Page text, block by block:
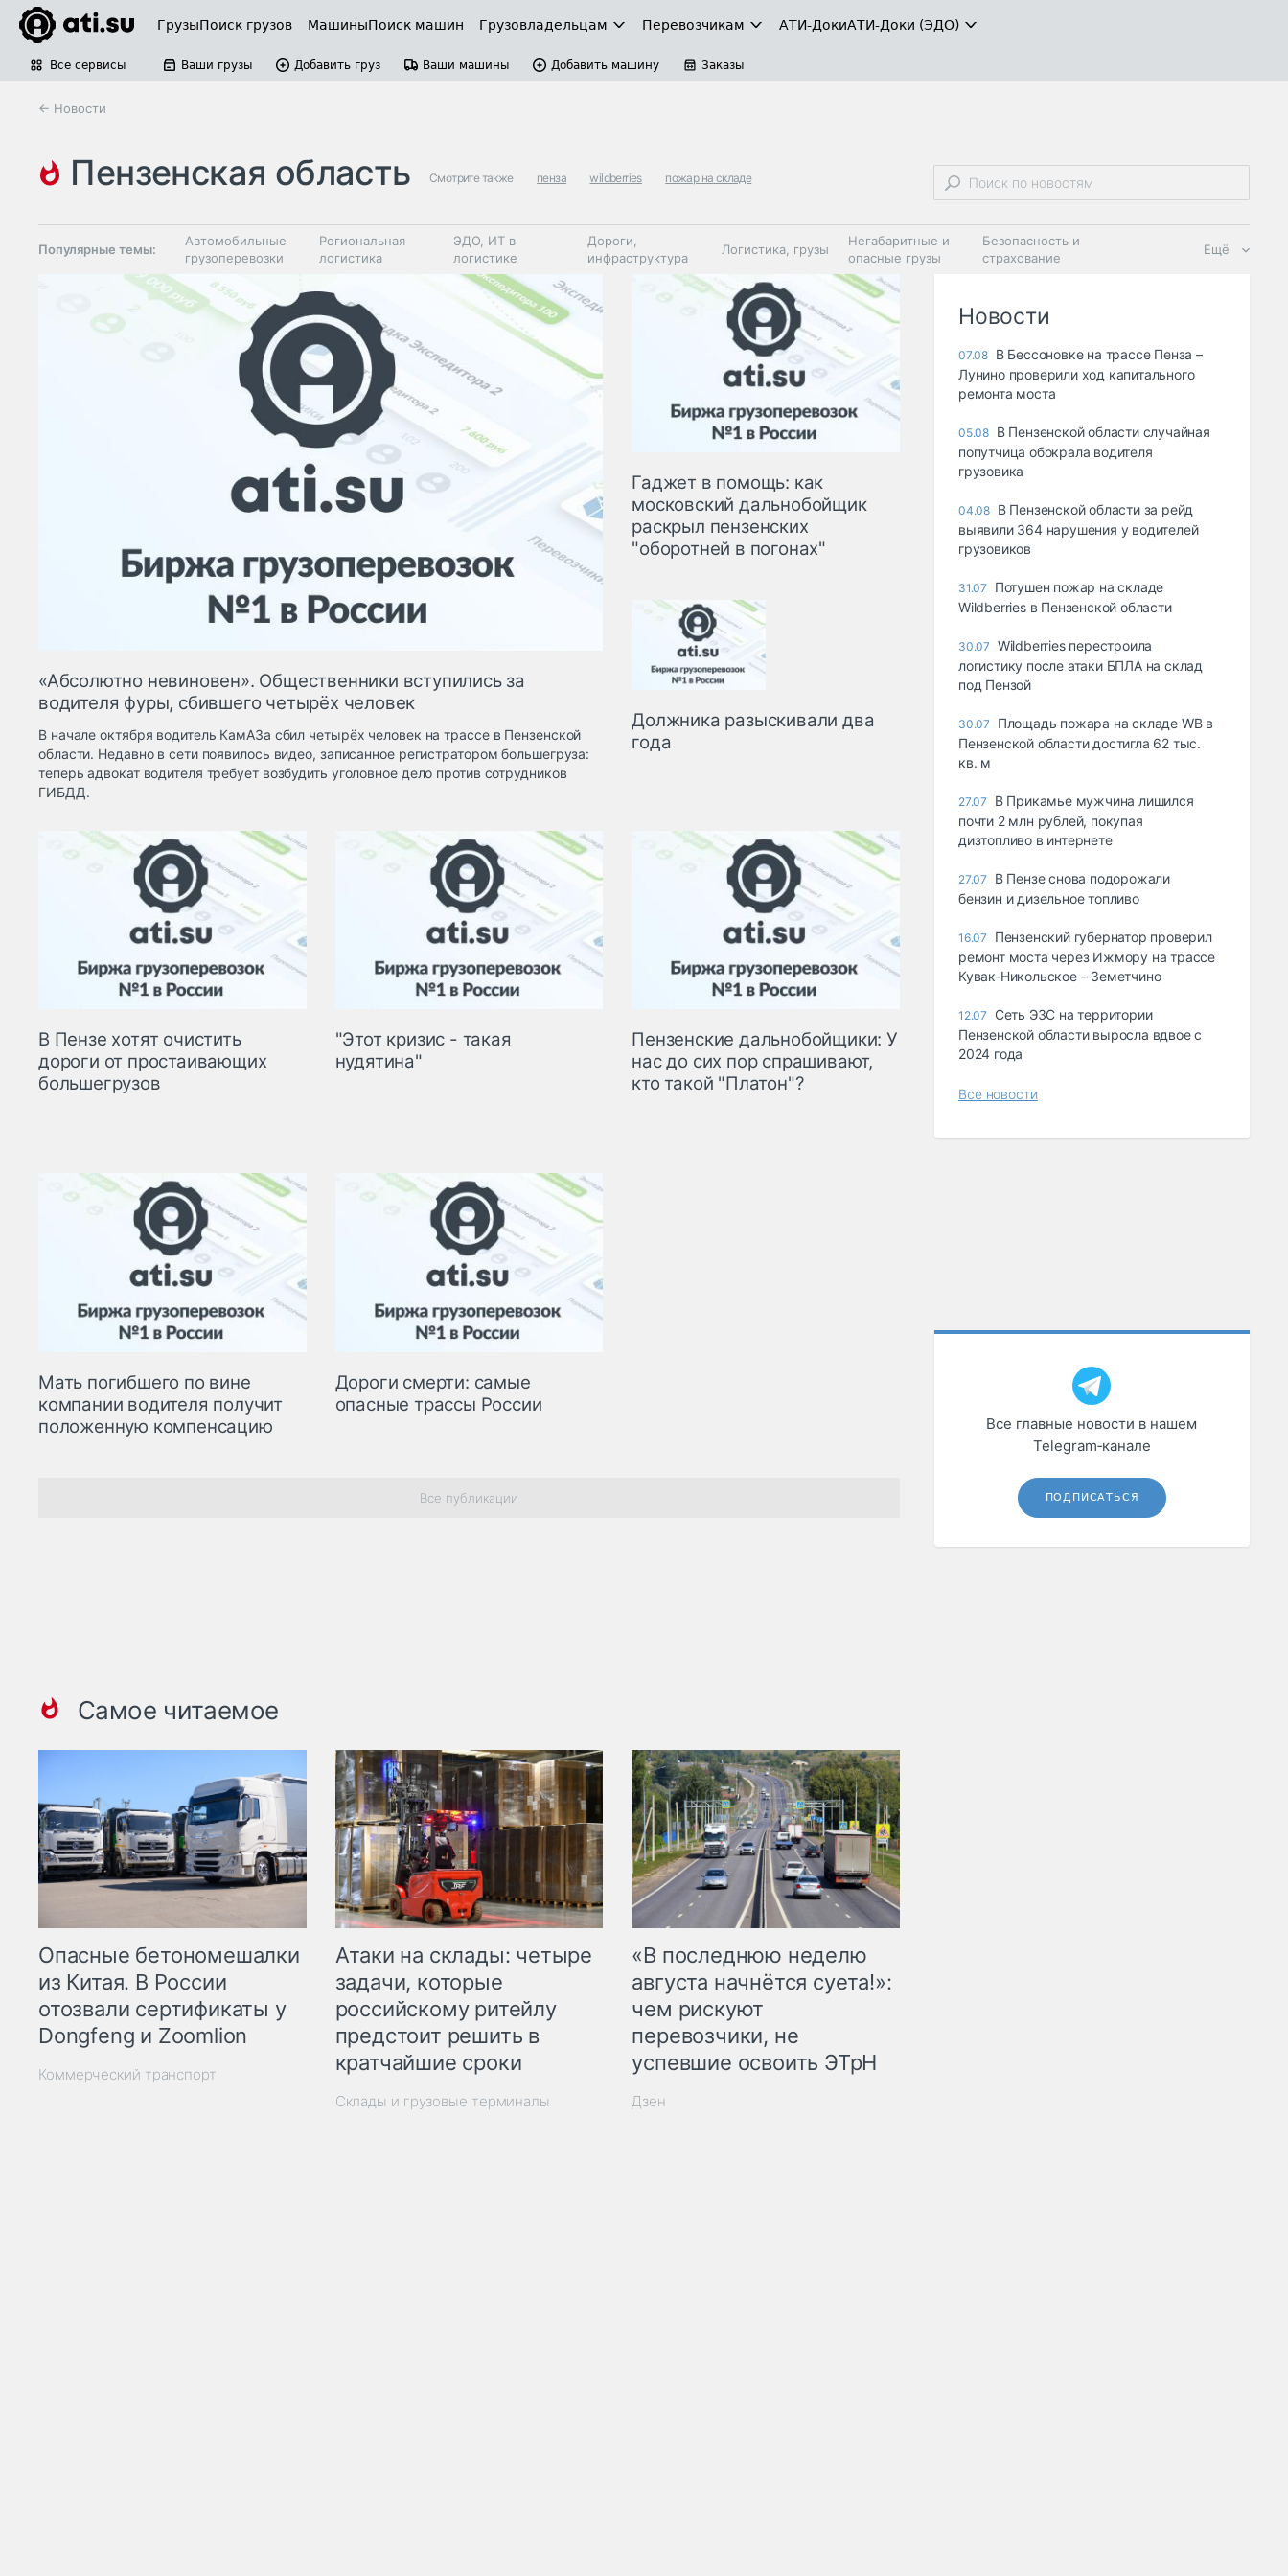
ГрузыПоиск грузов МашиныПоиск машин Грузовладельцам Перевозчикам АТИ-ДокиАТИ-Доки (ЭДО)
Все сервисы Ваши грузы Добавить груз Ваши машины Добавить машину Заказы
← Новости
пензенская область Смотрите также пенза wildberries пожар на складе
Популярные темы:
Автомобильные
грузоперевозки
Региональная
логистика
ЭДО, ИТ в
логистике
Дороги,
инфраструктура
Логистика, грузы
Негабаритные и
опасные грузы
Безопасность и
страхование
Таможня и ВЭД
грузовые
терминалы
Коммерческий
транспорт
Спецтехника
Автосервис,
запчасти, шины
Топливо, масла и
автохимия
Ещё
«Абсолютно невиновен». Общественники вступились за
водителя фуры, сбившего четырёх человек
В начале октября водитель КамАЗа сбил четырёх человек на трассе в Пензенской
области. Недавно в сети появилось видео, записанное регистратором большегруза:
теперь адвокат водителя требует возбудить уголовное дело против сотрудников
ГИБДД.
Гаджет в помощь: как
московский дальнобойщик
раскрыл пензенских
"оборотней в погонах"
Должника разыскивали два
года
В Пензе хотят очистить
дороги от простаивающих
большегрузов
"Этот кризис - такая
нудятина"
Пензенские дальнобойщики: У
нас до сих пор спрашивают,
кто такой "Платон"?
Мать погибшего по вине
компании водителя получит
положенную компенсацию
Дороги смерти: самые
опасные трассы России
Все публикации
Самое читаемое
Опасные бетономешалки
из Китая. В России
отозвали сертификаты у
Dongfeng и Zoomlion
Коммерческий транспорт
Атаки на склады: четыре
задачи, которые
российскому ритейлу
предстоит решить в
кратчайшие сроки
Склады и грузовые терминалы
«В последнюю неделю
августа начнётся суета!»:
чем рискуют
перевозчики, не
успевшие освоить ЭТрН
Дзен
Новости
07.08 В Бессоновке на трассе Пенза –
Лунино проверили ход капитального
ремонта моста
05.08 В Пензенской области случайная
попутчица обокрала водителя
грузовика
04.08 В Пензенской области за рейд
выявили 364 нарушения у водителей
грузовиков
31.07
Потушен пожар на складе
Wildberries в Пензенской области
30.07 Wildberries перестроила
логистику после атаки БПЛА на склад
под Пензой
30.07
Площадь пожара на складе WB в
Пензенской области достигла 62 тыс.
кв. м
27.07
В Прикамье мужчина лишился
почти 2 млн рублей, покупая
дизтопливо в интернете
27.07
В Пензе снова подорожали
бензин и дизельное топливо
16.07
Пензенский губернатор проверил
ремонт моста через Ижмору на трассе
Кувак-Никольское – Земетчино
12.07
Сеть ЭЗС на территории
Пензенской области выросла вдвое с
2024 года
Все новости
Все главные новости в нашем
Telegram‑канале
ПОДПИСАТЬСЯ